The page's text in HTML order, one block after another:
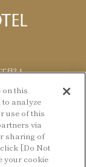
目2-1
LANGUAGE
English
on this
to analyze
use of this
via
sharing of
[Do Not
your cookie